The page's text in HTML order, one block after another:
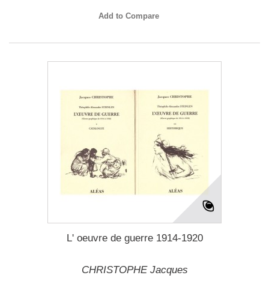
Add to Compare
L' oeuvre de guerre 1914-1920
CHRISTOPHE Jacques